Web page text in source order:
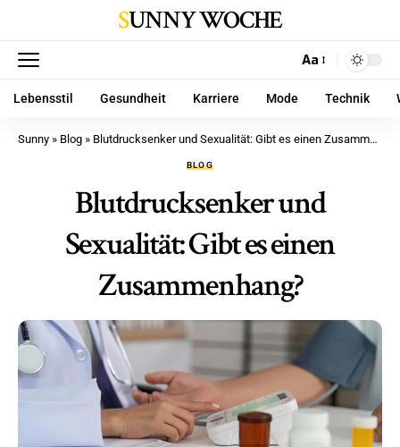
SUNNY WOCHE
Aa
Lebensstil Gesundheit Karriere Mode Technik
Sunny » Blog » Blutdrucksenker und Sexualität: Gibt es einen Zusammenhang?
BLOG
Blutdrucksenker und
Sexualität: Gibt es einen
Zusammenhang?